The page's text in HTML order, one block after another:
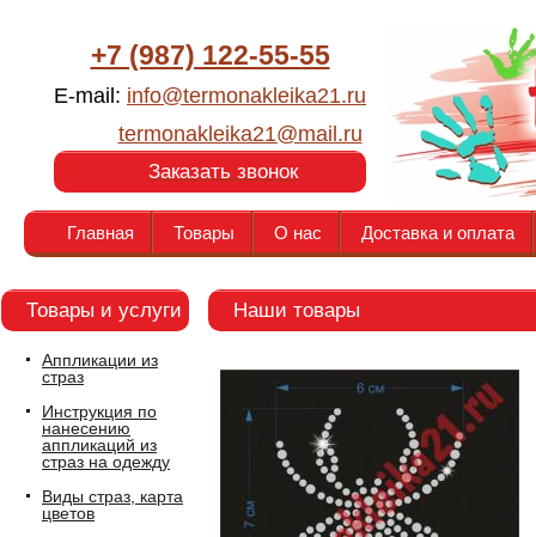
+7 (987) 122-55-55
E-mail: info@termonakleika21.ru
termonakleika21@mail.ru
Заказать звонок
Главная Товары О нас Доставка и оплата
Товары и услуги
Аппликации из
страз
Инструкция по
нанесению
аппликаций из
страз на одежду
Виды страз, карта
цветов
Наши товары